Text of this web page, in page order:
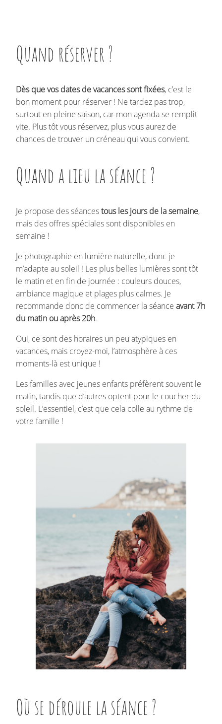
Quand réserver ?
Dès que vos dates de vacances sont fixées, c’est le
bon moment pour réserver ! Ne tardez pas trop,
surtout en pleine saison, car mon agenda se remplit
vite. Plus tôt vous réservez, plus vous aurez de
chances de trouver un créneau qui vous convient.
Quand a lieu la séance ?
Je propose des séances tous les jours de la semaine,
mais des offres spéciales sont disponibles en
semaine !
Je photographie en lumière naturelle, donc je
m’adapte au soleil ! Les plus belles lumières sont tôt
le matin et en fin de journée : couleurs douces,
ambiance magique et plages plus calmes. Je
recommande donc de commencer la séance avant 7h
du matin ou après 20h.
Oui, ce sont des horaires un peu atypiques en
vacances, mais croyez-moi, l’atmosphère à ces
moments-là est unique !
Les familles avec jeunes enfants préfèrent souvent le
matin, tandis que d’autres optent pour le coucher du
soleil. L’essentiel, c’est que cela colle au rythme de
votre famille !
Où se déroule la séance ?